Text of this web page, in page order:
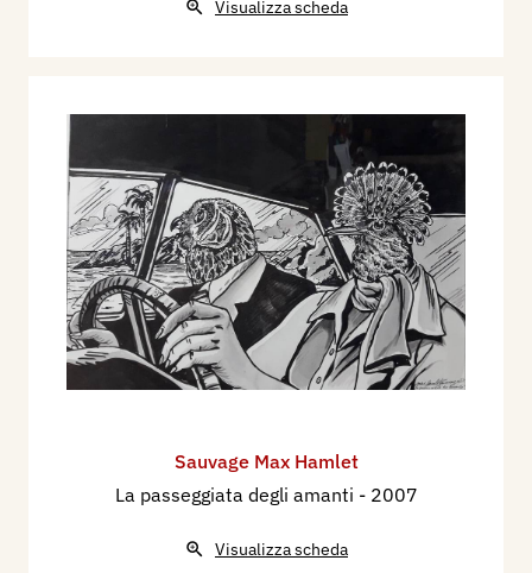
Visualizza scheda
Sauvage Max Hamlet
La passeggiata degli amanti - 2007
Visualizza scheda